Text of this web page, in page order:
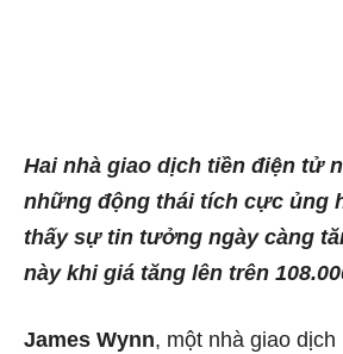
Hai nhà giao dịch tiền điện tử
những động thái tích cực ủng
thấy sự tin tưởng ngày càng
này khi giá tăng lên trên
James Wynn, một nhà giao dịch